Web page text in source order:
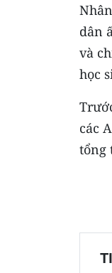
dân
và
học
các
tổng